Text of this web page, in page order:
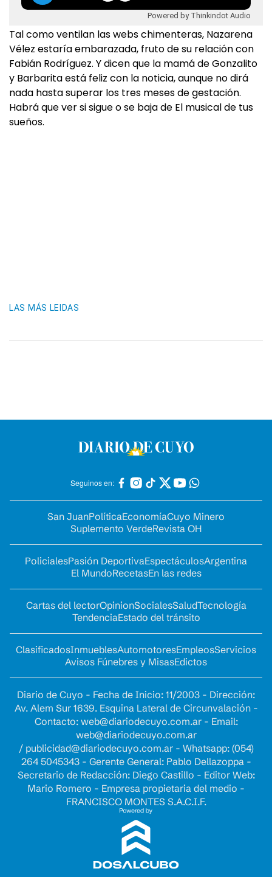
Powered by Thinkindot Audio
Tal como ventilan las webs chimenteras, Nazarena
Vélez estaría embarazada, fruto de su relación con
Fabián Rodríguez. Y dicen que la mamá de Gonzalito
y Barbarita está feliz con la noticia, aunque no dirá
nada hasta superar los tres meses de gestación.
Habrá que ver si sigue o se baja de El musical de tus
sueños.
LAS MÁS LEIDAS
Seguinos en:
San JuanPolíticaEconomíaCuyo Minero
Suplemento VerdeRevista OH
PolicialesPasión DeportivaEspectáculosArgentina
El MundoRecetasEn las redes
Cartas del lectorOpinionSocialesSaludTecnología
TendenciaEstado del tránsito
ClasificadosInmueblesAutomotoresEmpleosServicios
Avisos Fúnebres y MisasEdictos
Diario de Cuyo - Fecha de Inicio: 11/2003 - Dirección:
Av. Alem Sur 1639. Esquina Lateral de Circunvalación -
Contacto: web@diariodecuyo.com.ar- Email:
web@diariodecuyo.com.ar
/ publicidad@diariodecuyo.com.ar- Whatsapp: (054)
264 5045343 - Gerente General: Pablo Dellazoppa -
Secretario de Redacción: Diego Castillo - Editor Web:
Mario Romero - Empresa propietaria del medio -
FRANCISCO MONTES S.A.C.I.F.